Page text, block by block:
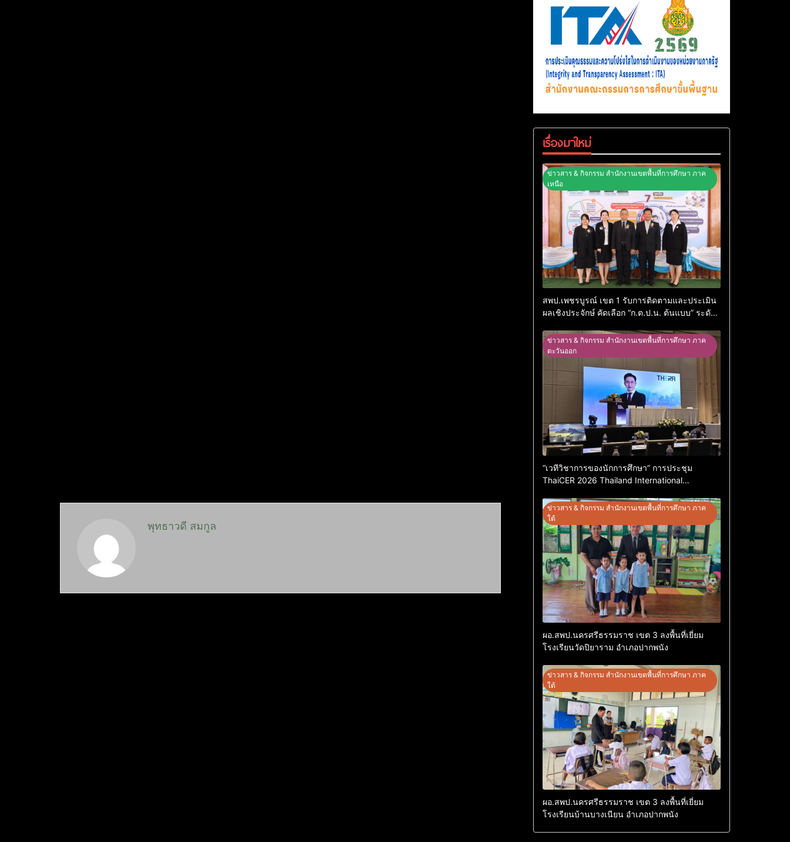
พุทธาวดี สมกูล
เรื่องมาใหม่
ข่าวสาร & กิจกรรม สำนักงานเขตพื้นที่การศึกษา ภาค
เหนือ
สพป.เพชรบูรณ์ เขต 1 รับการติดตามและประเมิน
ผลเชิงประจักษ์ คัดเลือก “ก.ต.ป.น. ต้นแบบ” ระดับ
ข่าวสาร & กิจกรรม สำนักงานเขตพื้นที่การศึกษา ภาค
ตะวันออก
“เวทีวิชาการของนักการศึกษา” การประชุม
ThaiCER 2026 Thailand International
2026
ข่าวสาร & กิจกรรม สำนักงานเขตพื้นที่การศึกษา ภาค
ใต้
ผอ.สพป.นครศรีธรรมราช เขต 3 ลงพื้นที่เยี่ยม
โรงเรียนวัดปิยาราม อำเภอปากพนัง
ข่าวสาร & กิจกรรม สำนักงานเขตพื้นที่การศึกษา ภาค
ใต้
ผอ.สพป.นครศรีธรรมราช เขต 3 ลงพื้นที่เยี่ยม
โรงเรียนบ้านบางเนียน อำเภอปากพนัง